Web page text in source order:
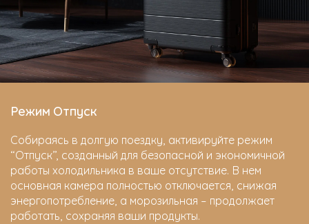
Режим Отпуск
Собираясь в долгую поездку, активируйте режим
“Отпуск”, созданный для безопасной и экономичной
работы холодильника в ваше отсутствие. В нем
основная камера полностью отключается, снижая
энергопотребление, а морозильная – продолжает
работать, сохраняя ваши продукты.